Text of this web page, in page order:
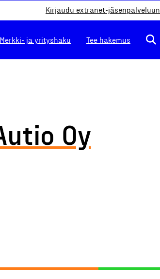
Kirjaudu extranet-jäsenpalveluun
Merkki- ja yrityshaku Tee hakemus
Oy